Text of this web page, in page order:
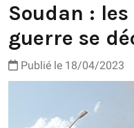
Soudan :
guerre se
Publié le 18/04/2023